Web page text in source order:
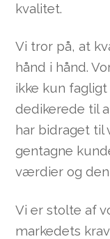
kvalitet.
Vi tror på, at
hånd i hånd.
ikke kun
dedikerede til
har bidraget til
gentagne
værdier og den
Vi er stolte af
markedets